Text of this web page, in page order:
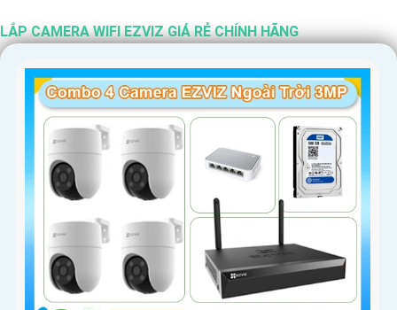
LẮP CAMERA WIFI EZVIZ GIÁ RẺ CHÍNH HÃNG